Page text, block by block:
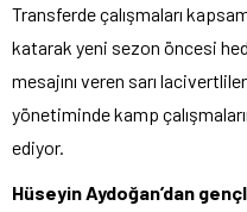
Transferde çalışmaları
katarak yeni sezon öncesi
mesajını veren sarı
yönetiminde kamp
ediyor.
Hüseyin Aydoğan’dan